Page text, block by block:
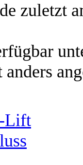
zuletzt
Lift